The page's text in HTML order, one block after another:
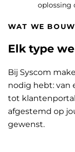
oplossing
WAT WE
Elk type
Bij Syscom
nodig hebt: van
tot
afgestemd op
gewenst.